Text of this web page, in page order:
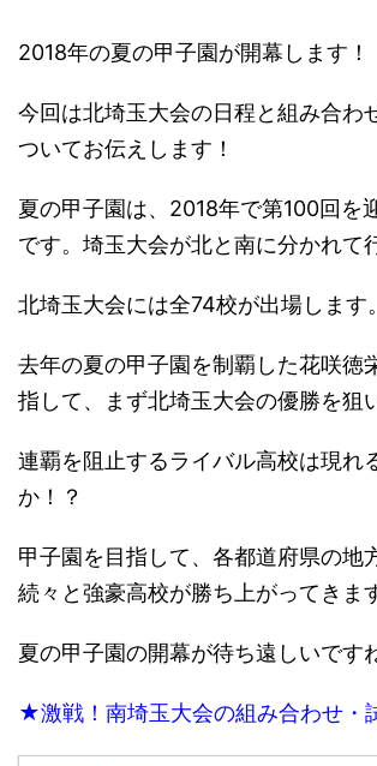
2018年の夏の甲子園が開幕します！
今回は北埼玉大会の日程と組み合わ
ついてお伝えします！
夏の甲子園は、2018年で第100回を
です。埼玉大会が北と南に分かれて
北埼玉大会には全74校が出場します。
去年の夏の甲子園を制覇した花咲徳
指して、まず北埼玉大会の優勝を狙
連覇を阻止するライバル高校は現れ
か！？
甲子園を目指して、各都道府県の地
続々と強豪高校が勝ち上がってきま
夏の甲子園の開幕が待ち遠しいです
★激戦！南埼玉大会の組み合わせ・